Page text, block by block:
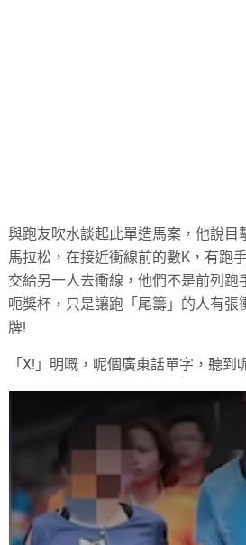
與跑友吹水談起此單造馬案，他說目
馬拉松，在接近衝線前的數K，有跑
交給另一人去衝線，他們不是前列跑
呃獎杯，只是讓跑「尾籌」的人有張
牌!
「X!」明嘅，呢個廣東話單字，聽到